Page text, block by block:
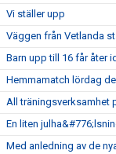
Vi ställer upp
Väggen från Vetlanda
Barn upp till 16 får åter
Hemmamatch lördag
All träningsverksamhet
En liten
Med anledning av de